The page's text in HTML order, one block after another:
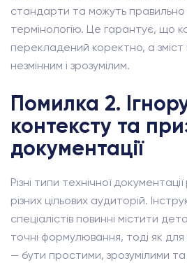
стандарти та можуть
термінологію. Це гарантує, що
перекладений коректно, а зміст
незмінним і зрозумілим.
Помилка 2.
контексту та
документації
Різні типи технічної
різних цільових аудиторій.
спеціалістів повинні містити
точні формулювання, тоді як для
— бути простими, зрозумілими та